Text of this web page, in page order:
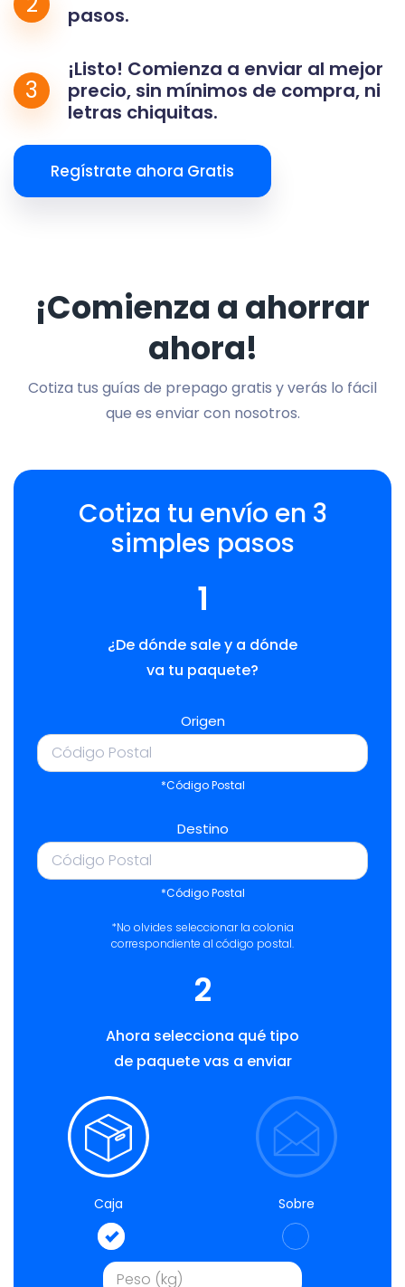
pasos.
3
¡Listo! Comienza a enviar al mejor
precio, sin mínimos de compra, ni
letras chiquitas.
Regístrate ahora Gratis
¡Comienza a ahorrar
ahora!
Cotiza tus guías de prepago gratis y verás lo fácil
que es enviar con nosotros.
Cotiza tu envío en 3
simples pasos
1
¿De dónde sale y a dónde
va tu paquete?
Origen
*Código Postal
Destino
*Código Postal
*No olvides seleccionar la colonia
correspondiente al código postal.
2
Ahora selecciona qué tipo
de paquete vas a enviar
Caja Sobre